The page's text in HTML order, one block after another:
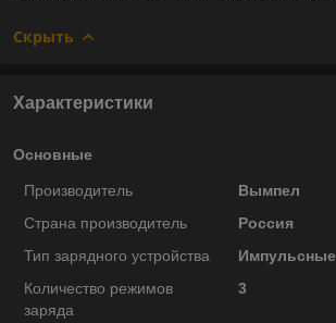
Скрыть
Характеристики
Основные
Производитель
Вымпел
Страна производитель
Россия
Тип зарядного устройства
Импульсные
Количество режимов
заряда
3